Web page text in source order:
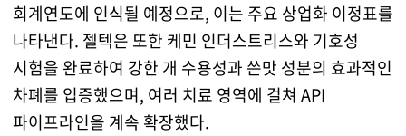
회계연도에 인식될 예정으로, 이는 주요 상업화 이정표를
나타낸다. 젤텍은 또한 케민 인더스트리스와 기호성
시험을 완료하여 강한 개 수용성과 쓴맛 성분의 효과적인
차폐를 입증했으며, 여러 치료 영역에 걸쳐 API
파이프라인을 계속 확장했다.